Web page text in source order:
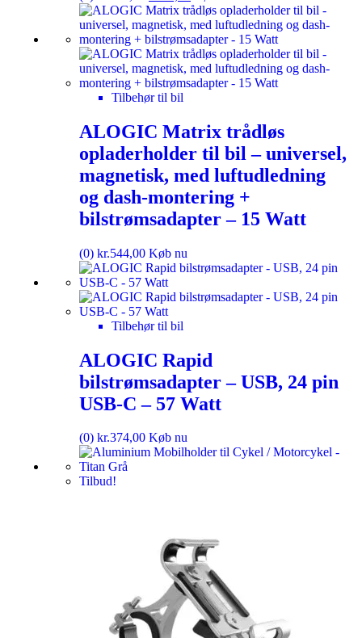
Tilbehør til bil
ALOGIC Matrix trådløs
opladerholder til bil – universel,
magnetisk, med luftudledning
og dash-montering +
bilstrømsadapter – 15 Watt
(0) kr.544,00 Køb nu
Tilbehør til bil
ALOGIC Rapid
bilstrømsadapter – USB, 24 pin
USB-C – 57 Watt
(0) kr.374,00 Køb nu
Tilbud!